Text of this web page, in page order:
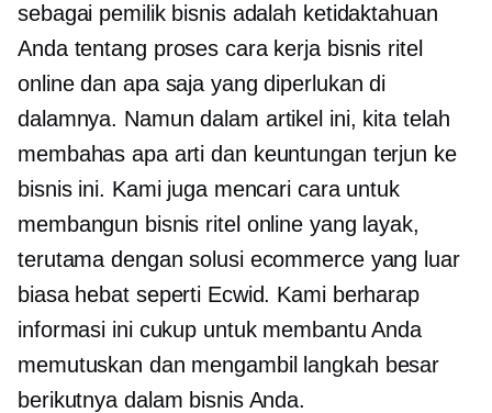
sebagai pemilik bisnis adalah ketidaktahuan
Anda tentang proses cara kerja bisnis ritel
online dan apa saja yang diperlukan di
dalamnya. Namun dalam artikel ini, kita telah
membahas apa arti dan keuntungan terjun ke
bisnis ini. Kami juga mencari cara untuk
membangun bisnis ritel online yang layak,
terutama dengan solusi ecommerce yang luar
biasa hebat seperti Ecwid. Kami berharap
informasi ini cukup untuk membantu Anda
memutuskan dan mengambil langkah besar
berikutnya dalam bisnis Anda.